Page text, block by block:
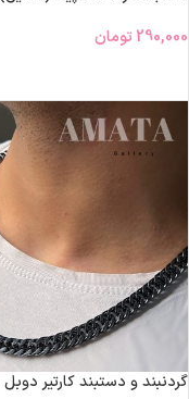
290,000 تومان
گردنبند و دستبند کارتیر دوبل